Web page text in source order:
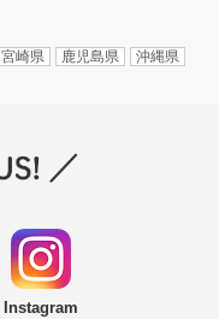
宮崎県 鹿児島県 沖縄県
Instagram